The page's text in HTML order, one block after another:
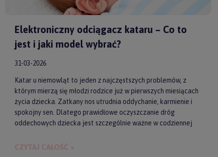
Elektroniczny odciągacz kataru – Co to
jest i jaki model wybrać?
31-03-2026
Katar u niemowląt to jeden z najczęstszych problemów, z
którym mierzą się młodzi rodzice już w pierwszych miesiącach
życia dziecka. Zatkany nos utrudnia oddychanie, karmienie i
spokojny sen. Dlatego prawidłowe oczyszczanie dróg
oddechowych dziecka jest szczególnie ważne w codziennej
skutecznych akcesoriów wspierających realizację tego
CZYTAJ CAŁOŚĆ »